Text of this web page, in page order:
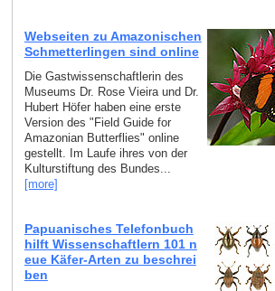
Webseiten zu Amazonischen
Schmetterlingen sind online
Die Gastwissenschaftlerin des
Museums Dr. Rose Vieira und Dr.
Hubert Höfer haben eine erste
Version des "Field Guide for
Amazonian Butterflies" online
gestellt. Im Laufe ihres von der
Kulturstiftung des Bundes...
[more]
Papuanisches Telefonbuch
hilft Wissenschaftlern 101 n
eue Käfer-Arten zu beschrei
ben